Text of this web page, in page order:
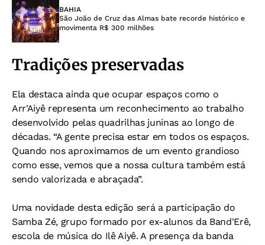
BAHIA
São João de Cruz das Almas bate recorde histórico e
movimenta R$ 300 milhões
Tradições preservadas
Ela destaca ainda que ocupar espaços como o
Arr'Aiyê representa um reconhecimento ao trabalho
desenvolvido pelas quadrilhas juninas ao longo de
décadas. “A gente precisa estar em todos os espaços.
Quando nos aproximamos de um evento grandioso
como esse, vemos que a nossa cultura também está
sendo valorizada e abraçada”.
Uma novidade desta edição será a participação do
Samba Zé, grupo formado por ex-alunos da Band'Erê,
escola de música do Ilê Aiyê. A presença da banda